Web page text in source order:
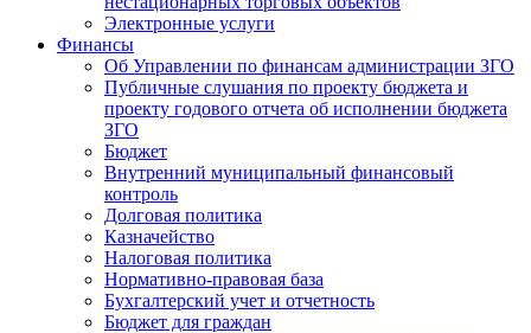
Электронные услуги
Финансы
Об Управлении по финансам администрации ЗГО
Публичные слушания по проекту бюджета и
проекту годового отчета об исполнении бюджета
ЗГО
Бюджет
Внутренний муниципальный финансовый
контроль
Долговая политика
Казначейство
Налоговая политика
Нормативно-правовая база
Бухгалтерский учет и отчетность
Бюджет для граждан